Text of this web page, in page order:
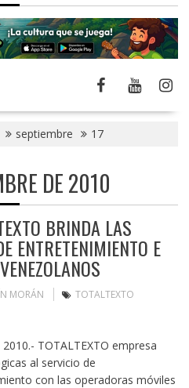
septiembre 17
DE 2010
BRINDA LAS
ENTRETENIMIENTO E
MORÁN
TOTALTEXTO
TOTALTEXTO empresa
al servicio de
con las operadoras móviles